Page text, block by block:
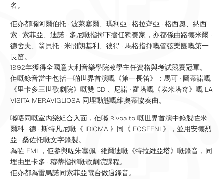
名。
佢亦都喺阿爾伯托 · 波萊塞爾、瑪利亞 · 格拉齊亞 · 格西奧、納西
索 · 索菲亞、迪諾 · 多尼嘅指揮下擔任獨奏家，亦都係由路德米爾 ·
德舍夫、翁貝托 · 米開朗基利、彼得 · 馬格指揮嘅管弦樂團嘅第一
長笛。
1992年獲得全國意大利音樂學院教學主任資格與考試競賽冠軍。
佢嘅錄音當中包括一啲世界首演嘅 《第一長笛》：馬可 · 圖蒂諾嘅
《里卡多三世歌劇院》嘅雙 CD 、尼諾 · 羅塔嘅《埃米塔奇》嘅 LA
VISITA MERAVIGLIOSA 同埋動態嘅維奧蒂協奏曲。
喺唔同嘅室內樂組合入面，佢喺 Rivoalto 嘅世界首演中錄製咗米
爾科 · 德 · 斯特凡尼嘅《 IDIOMA 》同《 FOSFENI 》，並用安德烈
亞 · 桑佐托嘅文字錄製。
為咗 EMI ，佢參與咗朱塞佩 · 維爾迪嘅《特拉維亞塔》嘅錄音，同
埋由里卡多 · 穆蒂指揮嘅歌劇院課程。
佢亦都為雷烏諾同索菲亞電台做過錄音。